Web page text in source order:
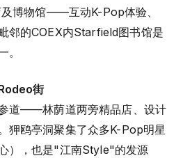
博物馆——互动K-Pop体验、
邻的COEX内Starfield图书馆是
。
街
道——林荫道两旁精品店、设计
狎鸥亭洞聚集了众多K-Pop明星
），也是"江南Style"的发源